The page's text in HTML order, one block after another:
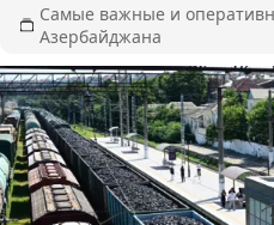
Самые важные и
Азербайджана